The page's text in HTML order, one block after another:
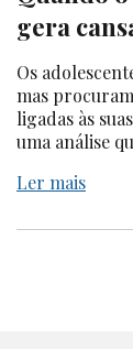
gera
Os
mas
ligadas às
uma análise
Ler mais